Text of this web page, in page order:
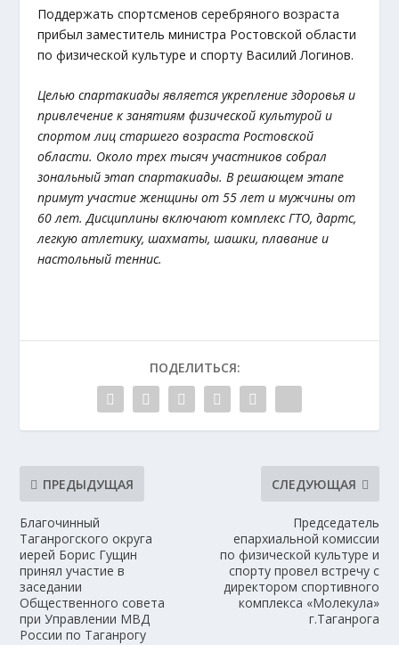
Поддержать спортсменов серебряного возраста
прибыл заместитель министра Ростовской области
по физической культуре и спорту Василий Логинов.
Целью спартакиады является укрепление здоровья и
привлечение к занятиям физической культурой и
спортом лиц старшего возраста Ростовской
области. Около трех тысяч участников собрал
зональный этап спартакиады. В решающем этапе
примут участие женщины от 55 лет и мужчины от
60 лет. Дисциплины включают комплекс ГТО, дартс,
легкую атлетику, шахматы, шашки, плавание и
настольный теннис.
ПОДЕЛИТЬСЯ:
ПРЕДЫДУЩАЯ
Благочинный
Таганрогского округа
иерей Борис Гущин
принял участие в
заседании
Общественного совета
при Управлении МВД
России по Таганрогу
СЛЕДУЮЩАЯ
Председатель
епархиальной комиссии
по физической культуре и
спорту провел встречу с
директором спортивного
комплекса «Молекула»
г.Таганрога